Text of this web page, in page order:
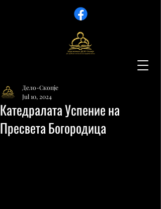
Катедралата Успение на
Пресвета Богородица
Дело-Скопје
Jul 10, 2024